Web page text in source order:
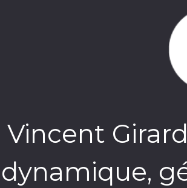
Vincent
dynamique,